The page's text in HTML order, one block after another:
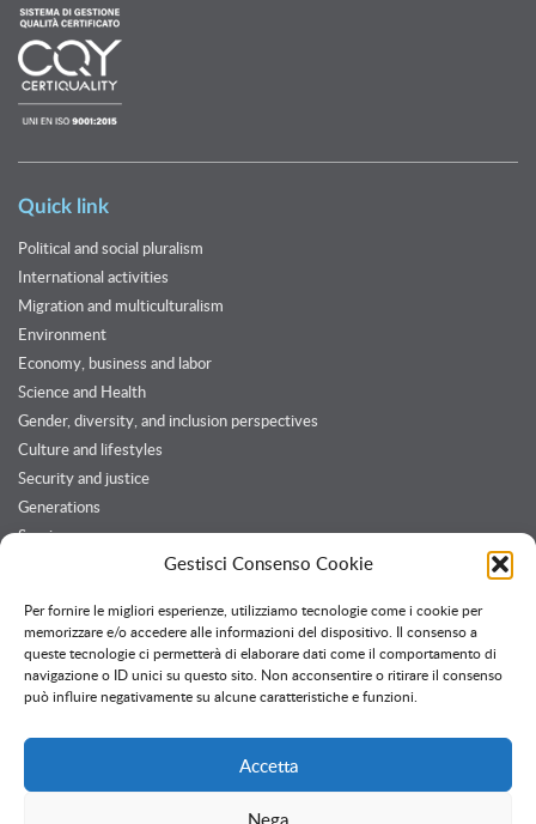
Gestisci Consenso Cookie
Per fornire le migliori esperienze, utilizziamo tecnologie come i cookie per
memorizzare e/o accedere alle informazioni del dispositivo. Il consenso a
queste tecnologie ci permetterà di elaborare dati come il comportamento di
navigazione o ID unici su questo sito. Non acconsentire o ritirare il consenso
può influire negativamente su alcune caratteristiche e funzioni.
Accetta
Nega
Quick link
Political and social pluralism
International activities
Migration and multiculturalism
Environment
Economy, business and labor
Science and Health
Gender, diversity, and inclusion perspectives
Culture and lifestyles
Security and justice
Generations
Services
Customers and Partners
Twitter feed
Follow @OssPavia